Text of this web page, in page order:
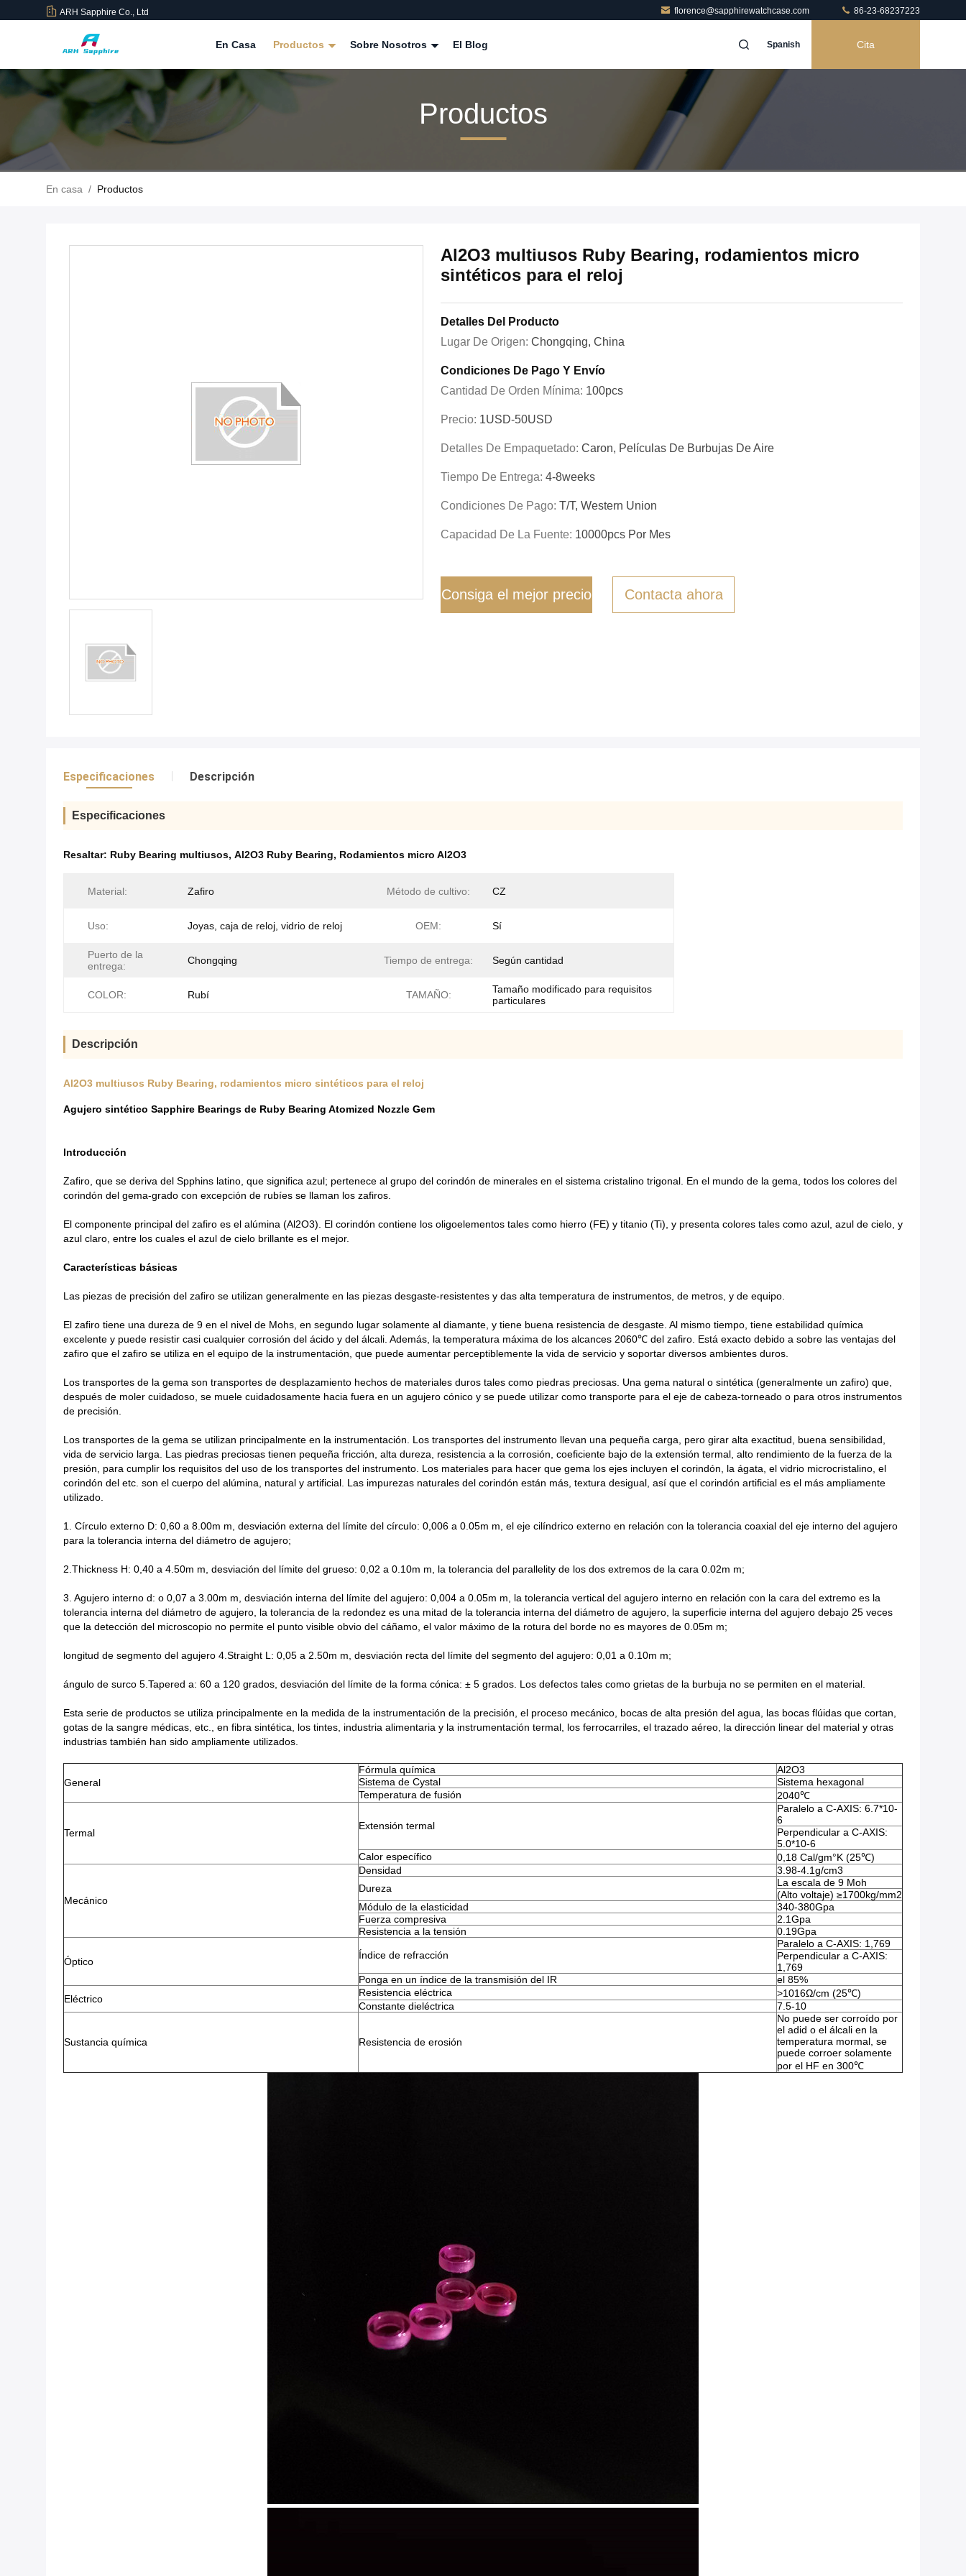
ARH Sapphire Co., Ltd florence@sapphirewatchcase.com 86-23-68237223
En Casa Productos Sobre Nosotros El Blog Spanish Cita
Productos
En casa / Productos
Al2O3 multiusos Ruby Bearing, rodamientos micro
sintéticos para el reloj
Detalles Del Producto
Lugar De Origen: Chongqing, China
Condiciones De Pago Y Envío
Cantidad De Orden Mínima: 100pcs
Precio: 1USD-50USD
Detalles De Empaquetado: Caron, Películas De Burbujas De Aire
Tiempo De Entrega: 4-8weeks
Condiciones De Pago: T/T, Western Union
Capacidad De La Fuente: 10000pcs Por Mes
Consiga el mejor precio Contacta ahora
Especificaciones Descripción
Especificaciones
Resaltar: Ruby Bearing multiusos, Al2O3 Ruby Bearing, Rodamientos micro Al2O3
Material: Zafiro Método de cultivo: CZ
Uso: Joyas, caja de reloj, vidrio de reloj OEM: Sí
Puerto de la
entrega:
Chongqing Tiempo de entrega: Según cantidad
COLOR: Rubí TAMAÑO:
Tamaño modificado para requisitos
particulares
Descripción
Al2O3 multiusos Ruby Bearing, rodamientos micro sintéticos para el reloj
Agujero sintético Sapphire Bearings de Ruby Bearing Atomized Nozzle Gem
Introducción
Zafiro, que se deriva del Spphins latino, que significa azul; pertenece al grupo del corindón de minerales en el sistema cristalino trigonal. En el mundo de la gema, todos los colores del
corindón del gema-grado con excepción de rubíes se llaman los zafiros.
El componente principal del zafiro es el alúmina (Al2O3). El corindón contiene los oligoelementos tales como hierro (FE) y titanio (Ti), y presenta colores tales como azul, azul de cielo, y
azul claro, entre los cuales el azul de cielo brillante es el mejor.
Características básicas
Las piezas de precisión del zafiro se utilizan generalmente en las piezas desgaste-resistentes y das alta temperatura de instrumentos, de metros, y de equipo.
El zafiro tiene una dureza de 9 en el nivel de Mohs, en segundo lugar solamente al diamante, y tiene buena resistencia de desgaste. Al mismo tiempo, tiene estabilidad química
excelente y puede resistir casi cualquier corrosión del ácido y del álcali. Además, la temperatura máxima de los alcances 2060℃ del zafiro. Está exacto debido a sobre las ventajas del
zafiro que el zafiro se utiliza en el equipo de la instrumentación, que puede aumentar perceptiblemente la vida de servicio y soportar diversos ambientes duros.
Los transportes de la gema son transportes de desplazamiento hechos de materiales duros tales como piedras preciosas. Una gema natural o sintética (generalmente un zafiro) que,
después de moler cuidadoso, se muele cuidadosamente hacia fuera en un agujero cónico y se puede utilizar como transporte para el eje de cabeza-torneado o para otros instrumentos
de precisión.
Los transportes de la gema se utilizan principalmente en la instrumentación. Los transportes del instrumento llevan una pequeña carga, pero girar alta exactitud, buena sensibilidad,
vida de servicio larga. Las piedras preciosas tienen pequeña fricción, alta dureza, resistencia a la corrosión, coeficiente bajo de la extensión termal, alto rendimiento de la fuerza de la
presión, para cumplir los requisitos del uso de los transportes del instrumento. Los materiales para hacer que gema los ejes incluyen el corindón, la ágata, el vidrio microcristalino, el
corindón del etc. son el cuerpo del alúmina, natural y artificial. Las impurezas naturales del corindón están más, textura desigual, así que el corindón artificial es el más ampliamente
utilizado.
1. Círculo externo D: 0,60 a 8.00m m, desviación externa del límite del círculo: 0,006 a 0.05m m, el eje cilíndrico externo en relación con la tolerancia coaxial del eje interno del agujero
para la tolerancia interna del diámetro de agujero;
2.Thickness H: 0,40 a 4.50m m, desviación del límite del grueso: 0,02 a 0.10m m, la tolerancia del parallelity de los dos extremos de la cara 0.02m m;
3. Agujero interno d: o 0,07 a 3.00m m, desviación interna del límite del agujero: 0,004 a 0.05m m, la tolerancia vertical del agujero interno en relación con la cara del extremo es la
tolerancia interna del diámetro de agujero, la tolerancia de la redondez es una mitad de la tolerancia interna del diámetro de agujero, la superficie interna del agujero debajo 25 veces
que la detección del microscopio no permite el punto visible obvio del cáñamo, el valor máximo de la rotura del borde no es mayores de 0.05m m;
longitud de segmento del agujero 4.Straight L: 0,05 a 2.50m m, desviación recta del límite del segmento del agujero: 0,01 a 0.10m m;
ángulo de surco 5.Tapered a: 60 a 120 grados, desviación del límite de la forma cónica: ± 5 grados. Los defectos tales como grietas de la burbuja no se permiten en el material.
Esta serie de productos se utiliza principalmente en la medida de la instrumentación de la precisión, el proceso mecánico, bocas de alta presión del agua, las bocas flúidas que cortan,
gotas de la sangre médicas, etc., en fibra sintética, los tintes, industria alimentaria y la instrumentación termal, los ferrocarriles, el trazado aéreo, la dirección linear del material y otras
industrias también han sido ampliamente utilizados.
General
Fórmula química
Al2O3
Sistema de Cystal
Sistema hexagonal
Temperatura de fusión
2040℃
Termal
Extensión termal
Paralelo a C-AXIS: 6.7*10-
6
Perpendicular a C-AXIS:
5.0*10-6
Calor específico
0,18 Cal/gm°K (25℃)
Mecánico
Densidad
3.98-4.1g/cm3
Dureza
La escala de 9 Moh
(Alto voltaje) ≥1700kg/mm2
Módulo de la elasticidad
340-380Gpa
Fuerza compresiva
2.1Gpa
Resistencia a la tensión
0.19Gpa
Óptico
Índice de refracción
Paralelo a C-AXIS: 1,769
Perpendicular a C-AXIS:
1,769
Ponga en un índice de la transmisión del IR
el 85%
Eléctrico
Resistencia eléctrica
>1016Ω/cm (25℃)
Constante dieléctrica
7.5-10
Sustancia química Resistencia de erosión
No puede ser corroído por
el adid o el álcali en la
temperatura mormal, se
puede corroer solamente
por el HF en 300℃